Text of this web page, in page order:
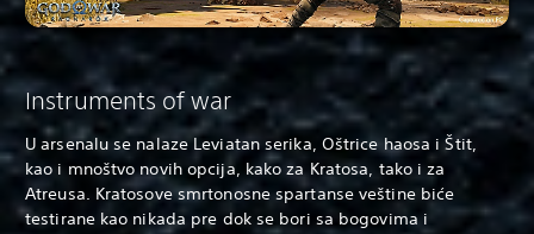
Instruments of war
U arsenalu se nalaze Leviatan serika, Oštrice haosa i Štit,
kao i mnoštvo novih opcija, kako za Kratosa, tako i za
Atreusa. Kratosove smrtonosne spartanse veštine biće
testirane kao nikada pre dok se bori sa bogovima i